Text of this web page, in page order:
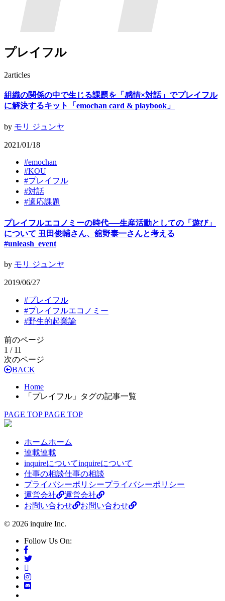
プレイフル
2articles
組織の関係の中で生じる課題を「感情×対話」でプレイフル
に解決するキット「emochan card & playbook」
by モリ ジュンヤ
2021/01/18
#emochan
#KOU
#プレイフル
#対話
#適応課題
プレイフルエコノミーの時代──生産活動としての「遊び」
について 丑田俊輔さん、舘野泰一さんと考える
#unleash_event
by モリ ジュンヤ
2019/06/27
#プレイフル
#プレイフルエコノミー
#野生的起業論
前のページ
1 / 11
次のページ
BACK
Home
「プレイフル」タグの記事一覧
PAGE TOP PAGE TOP
ホームホーム
連載連載
inquireについてinquireについて
仕事の相談仕事の相談
プライバシーポリシープライバシーポリシー
運営会社
運営会社
お問い合わせ
お問い合わせ
© 2026 inquire Inc.
Follow Us On: